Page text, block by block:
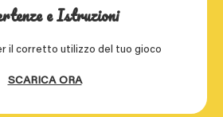
e Istruzioni
il corretto utilizzo del tuo gioco
SCARICA ORA